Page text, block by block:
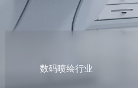
数码喷绘行业